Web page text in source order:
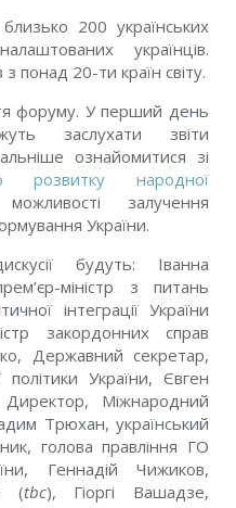
200 українських
українців.
понад 20-ти країн світу.
форуму. У перший день
заслухати звіти
ознайомитися зі
розвитку народної
залучення
України.
будуть: Іванна
міністр з питань
інтеграції України
закордонних справ
Державний секретар,
політики України, Євген
Міжнародний
Трюхан, український
голова правління ГО
Геннадій Чижиков,
(tbc), Гіоргі Вашадзе,